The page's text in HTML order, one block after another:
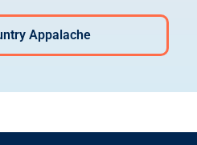
Appalache